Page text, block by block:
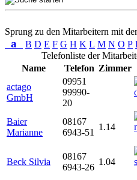
Sprung zu den Mitarbeitern mit
a B D E F G H K L M N O P
Telefonliste der
Name
Telefon Zimmer
actago
GmbH
09951
99990-
20
Baier
Marianne
08167
6943-51
1.14
Beck Silvia
08167
6943-26
1.04